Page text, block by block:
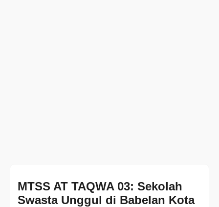
MTSS AT TAQWA 03: Sekolah
Swasta Unggul di Babelan Kota